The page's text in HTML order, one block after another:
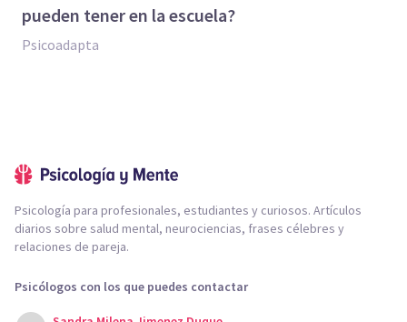
pueden tener en la escuela?
Psicoadapta
Psicología para profesionales, estudiantes y curiosos. Artículos
diarios sobre salud mental, neurociencias, frases célebres y
relaciones de pareja.
Psicólogos con los que puedes contactar